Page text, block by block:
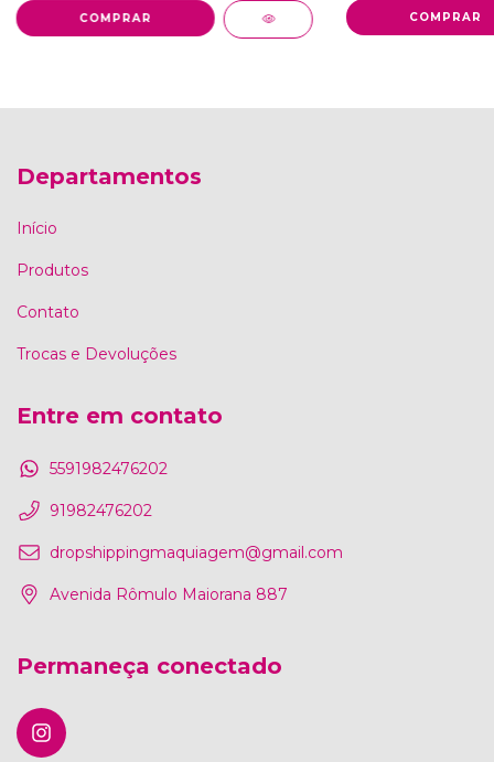
Departamentos
Início
Produtos
Contato
Trocas e Devoluções
Entre em contato
5591982476202
91982476202
dropshippingmaquiagem@gmail.com
Avenida Rômulo Maiorana 887
Permaneça conectado